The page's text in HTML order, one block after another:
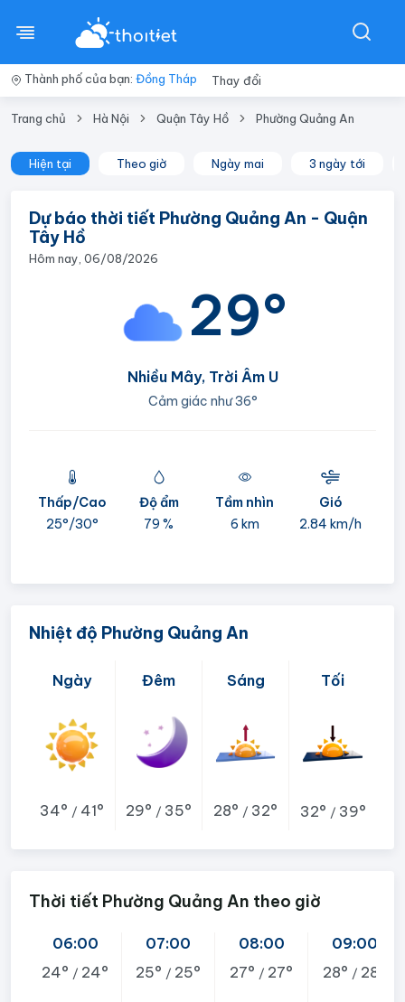
Thành phố của bạn: Đồng Tháp Thay đổi
Trang chủ Hà Nội Quận Tây Hồ Phường Quảng An
Hiện tại Theo giờ Ngày mai 3 ngày tới
Dự báo thời tiết Phường Quảng An - Quận
Tây Hồ
Hôm nay, 06/08/2026
29°
Nhiều Mây, Trời Âm U
Cảm giác như36°
Thấp/Cao
25°/30°
Độ ẩm
79 %
Tầm nhìn
6 km
Gió
2.84 km/h
Nhiệt độ Phường Quảng An
Ngày
34° / 41°
Đêm
29° / 35°
Sáng
28° / 32°
Tối
32° / 39°
Thời tiết Phường Quảng An theo giờ
06:00
24° / 24°
07:00
25° / 25°
08:00
27° / 27°
09:00
28° / 28°